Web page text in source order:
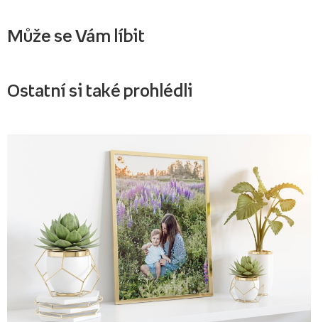
Může se Vám líbit
Ostatní si také prohlédli